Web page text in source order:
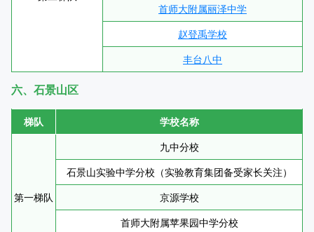
首师大附属丽泽中学
赵登禹学校
丰台八中
六、石景山区
梯队 学校名称
第一梯队
九中分校
石景山实验中学分校（实验教育集团备受家长关注）
京源学校
首师大附属苹果园中学分校